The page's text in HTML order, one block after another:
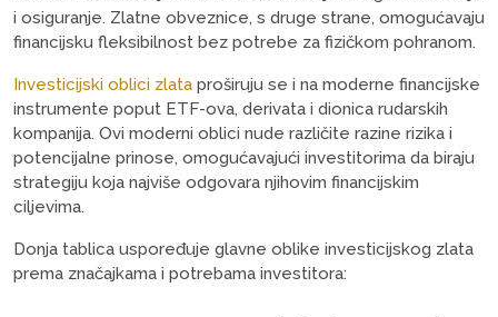
i osiguranje. Zlatne obveznice, s druge strane, omogućavaju
financijsku fleksibilnost bez potrebe za fizičkom pohranom.
Investicijski oblici zlata proširuju se i na moderne financijske
instrumente poput ETF-ova, derivata i dionica rudarskih
kompanija. Ovi moderni oblici nude različite razine rizika i
potencijalne prinose, omogućavajući investitorima da biraju
strategiju koja najviše odgovara njihovim financijskim
ciljevima.
Donja tablica uspoređuje glavne oblike investicijskog zlata
prema značajkama i potrebama investitora: